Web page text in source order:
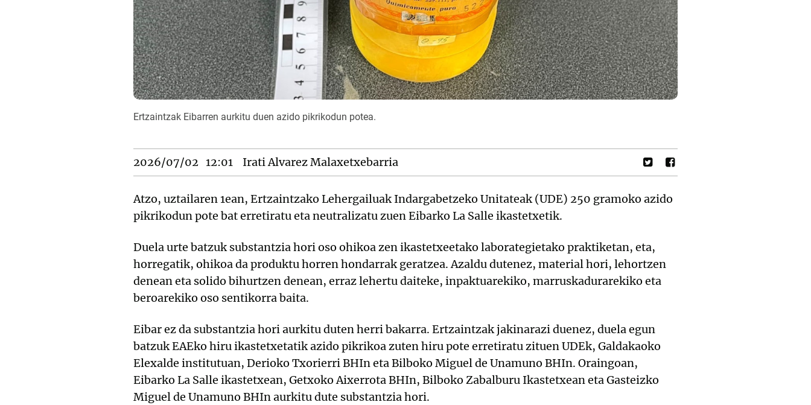
Ertzaintzak Eibarren aurkitu duen azido pikrikodun potea.
2026/07/02 12:01 Irati Alvarez Malaxetxebarria
Atzo, uztailaren 1ean, Ertzaintzako Lehergailuak Indargabetzeko Unitateak (UDE) 250 gramoko azido
pikrikodun pote bat erretiratu eta neutralizatu zuen Eibarko La Salle ikastetxetik.
Duela urte batzuk substantzia hori oso ohikoa zen ikastetxeetako laborategietako praktiketan, eta,
horregatik, ohikoa da produktu horren hondarrak geratzea. Azaldu dutenez, material hori, lehortzen
denean eta solido bihurtzen denean, erraz lehertu daiteke, inpaktuarekiko, marruskadurarekiko eta
beroarekiko oso sentikorra baita.
Eibar ez da substantzia hori aurkitu duten herri bakarra. Ertzaintzak jakinarazi duenez, duela egun
batzuk EAEko hiru ikastetxetatik azido pikrikoa zuten hiru pote erretiratu zituen UDEk, Galdakaoko
Elexalde institutuan, Derioko Txorierri BHIn eta Bilboko Miguel de Unamuno BHIn. Oraingoan,
Eibarko La Salle ikastetxean, Getxoko Aixerrota BHIn, Bilboko Zabalburu Ikastetxean eta Gasteizko
Miguel de Unamuno BHIn aurkitu dute substantzia hori.